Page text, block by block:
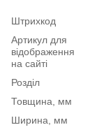
Штрихкод
Артикул для
відображення
на сайті
Розділ
Товщина, мм
Ширина, мм